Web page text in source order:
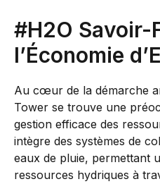
#H2O Savoir-
l’Économie
Au cœur de la démarche
Tower se trouve une
gestion efficace des
intègre des systèmes de
eaux de pluie, permettant
ressources hydriques à